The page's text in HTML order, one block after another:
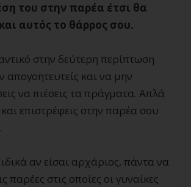
του στην παρέα έτσι θα
αυτός το θάρρος σου.
στην δεύτερη περίπτωση
απογοητευτείς και να μην
να πιέσεις τα πράγματα. Απλά
επιστρέφεις στην παρέα σου
αν είσαι αρχάριος, πάντα να
παρέες στις οποίες οι γυναίκες